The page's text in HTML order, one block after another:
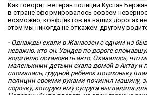
Как говорит ветеран полиции Куспан
в стране сформировалось совсем
возможно, конфликтов на наших дорогах
этом мы никогда не откажем другому
- Однажды ехали в Жанаозен с одним из
неважно, кто он. Увидев по дороге
водителю остановить авто. Оказалось, что
маленькими детьми ехала домой в Актау и
сломалась, грудной ребенок потихоньку
полиции своими руками починил машину,
сорочку, которую ему супруга выгладила